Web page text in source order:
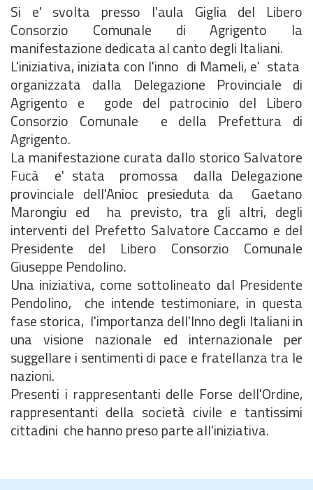
Si e' svolta presso l'aula Giglia del Libero
Consorzio Comunale di Agrigento la
manifestazione dedicata al canto degli Italiani.
L'iniziativa, iniziata con l'inno di Mameli, e' stata
organizzata dalla Delegazione Provinciale di
Agrigento e gode del patrocinio del Libero
Consorzio Comunale e della Prefettura di
Agrigento.
La manifestazione curata dallo storico Salvatore
Fucà e' stata promossa dalla Delegazione
provinciale dell'Anioc presieduta da Gaetano
Marongiu ed ha previsto, tra gli altri, degli
interventi del Prefetto Salvatore Caccamo e del
Presidente del Libero Consorzio Comunale
Giuseppe Pendolino.
Una iniziativa, come sottolineato dal Presidente
Pendolino, che intende testimoniare, in questa
fase storica, l'importanza dell'Inno degli Italiani in
una visione nazionale ed internazionale per
suggellare i sentimenti di pace e fratellanza tra le
nazioni.
Presenti i rappresentanti delle Forse dell'Ordine,
rappresentanti della società civile e tantissimi
cittadini che hanno preso parte all'iniziativa.